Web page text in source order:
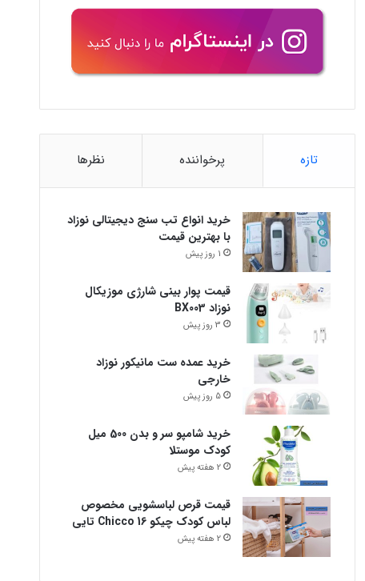
تازه پرخواننده نظرها
خرید انواع تب سنج دیجیتالی نوزاد
با بهترین قیمت
1 روز پیش
قیمت پوار بینی شارژی موزیکال
نوزاد BX003
3 روز پیش
خرید عمده ست مانیکور نوزاد
خارجی
5 روز پیش
خرید شامپو سر و بدن 500 میل
کودک موستلا
2 هفته پیش
قیمت قرص لباسشویی مخصوص
لباس کودک چیکو Chicco 16 تایی
2 هفته پیش